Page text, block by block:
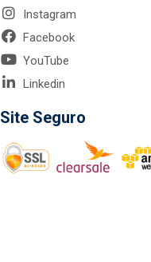
Instagram
Facebook
YouTube
Linkedin
Site Seguro